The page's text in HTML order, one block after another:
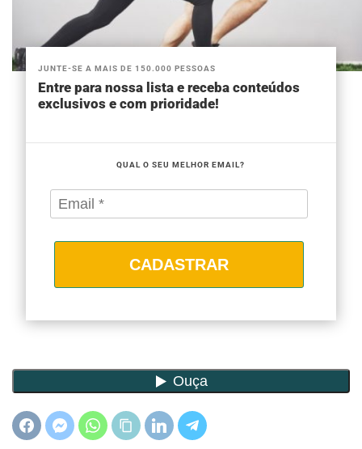
JUNTE-SE A MAIS DE 150.000 PESSOAS
Entre para nossa lista e receba conteúdos
exclusivos e com prioridade!
QUAL O SEU MELHOR EMAIL?
CADASTRAR